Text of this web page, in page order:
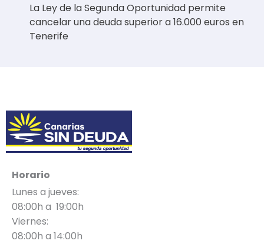
La Ley de la Segunda Oportunidad permite
cancelar una deuda superior a 16.000 euros en
Tenerife
Horario
Lunes a jueves:
08:00h a 19:00h
Viernes:
08:00h a 14:00h